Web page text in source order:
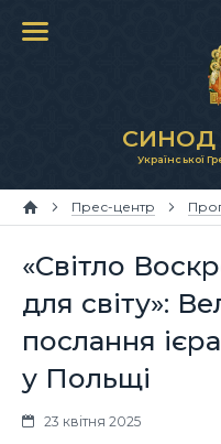
СИНОД
Української
Прес-центр
«Світло
для світу»:
послання
у Польщі
23 квітня 2025